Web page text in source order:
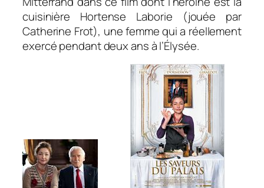
cuisinière Hortense Laborie (jouée par
Catherine Frot), une femme qui a réellement
exercé pendant deux ans à l’Élysée.